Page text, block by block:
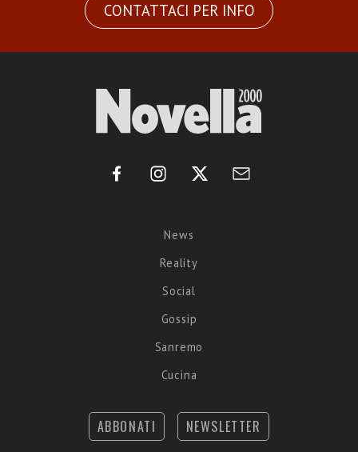
CONTATTACI PER INFO
News
Reality
Social
Gossip
Sanremo
Cucina
ABBONATI NEWSLETTER